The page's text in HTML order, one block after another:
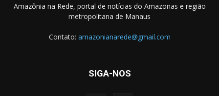
Amazônia na Rede, portal de notícias do Amazonas e região
metropolitana de Manaus
Contato: amazonianarede@gmail.com
SIGA-NOS